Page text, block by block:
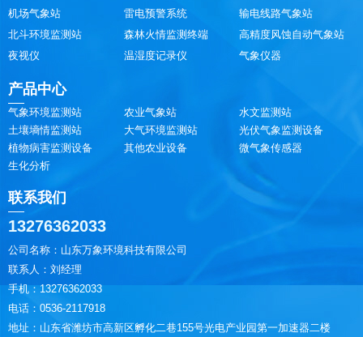
机场气象站
雷电预警系统
输电线路气象站
北斗环境监测站
森林火情监测终端
高精度风蚀自动气象站
夜视仪
温湿度记录仪 气象仪器
产品中心
气象环境监测站 农业气象站
水文监测站
土壤墒情监测站
大气环境监测站
光伏气象监测设备
植物病害监测设备
其他农业设备
微气象传感器
生化分析
联系我们
13276362033
公司名称：山东万象环境科技有限公司
联系人：刘经理
手机：13276362033
电话：0536-2117918
地址：山东省潍坊市高新区孵化二巷155号光电产业园第一加速器二楼